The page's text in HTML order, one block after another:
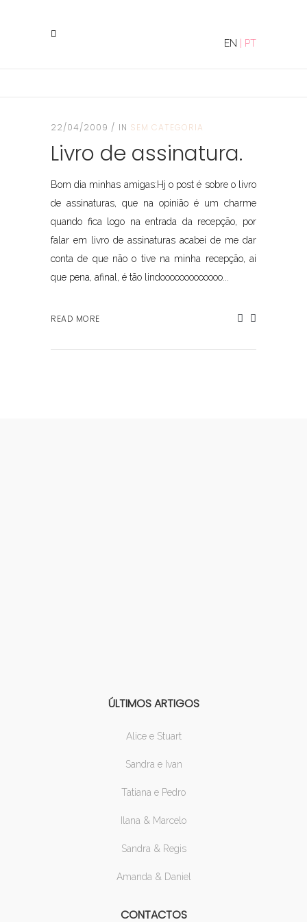
EN PT
22/04/2009 IN SEM CATEGORIA
Livro de assinatura.
Bom dia minhas amigas:Hj o post é sobre o livro
de assinaturas, que na opinião é um charme
quando fica logo na entrada da recepção, por
falar em livro de assinaturas acabei de me dar
conta de que não o tive na minha recepção, ai
que pena, afinal, é tão lindooooooooooooo...
READ MORE
ÚLTIMOS ARTIGOS
Alice e Stuart
Sandra e Ivan
Tatiana e Pedro
Ilana & Marcelo
Sandra & Regis
Amanda & Daniel
CONTACTOS